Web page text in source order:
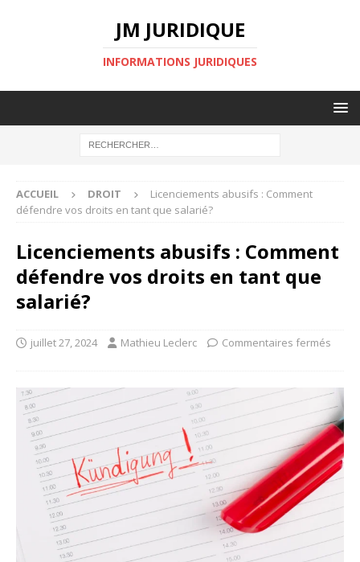
JM JURIDIQUE
INFORMATIONS JURIDIQUES
ACCUEIL DROIT
Licenciements abusifs : Comment
défendre vos droits en tant que salarié?
Licenciements abusifs : Comment
défendre vos droits en tant que
salarié?
juillet 27, 2024 Mathieu Leclerc Commentaires fermés